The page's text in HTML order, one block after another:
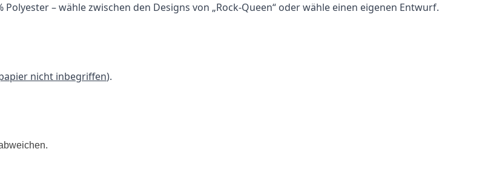
– wähle zwischen den Designs von „Rock-Queen“ oder wähle einen eigenen Entwurf.
nicht inbegriffen).